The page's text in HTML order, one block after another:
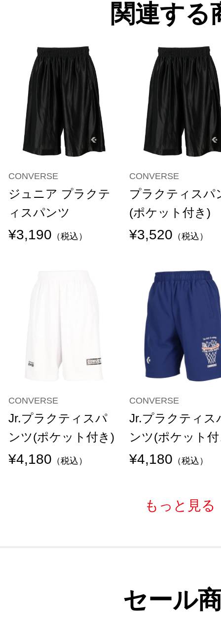
関連する
CONVERSE
ジュニア プラクテ
ィスパンツ
¥3,190 （税込）
CONVERSE
プラクティスパ
(ポケット付き)
¥3,520 （税込）
CONVERSE
Jr.プラクティスパ
ンツ(ポケット付き)
¥4,180 （税込）
CONVERSE
Jr.プラクティス
ンツ(ポケット
¥4,180 （税込）
もっと見る
セール